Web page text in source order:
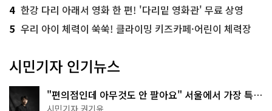
4 한강 다리 아래서 영화 한 편! '다리밑 영화관' 무료 상영
5 우리 아이 체력이 쑥쑥! 클라이밍 키즈카페·어린이 체력장
시민기자 인기뉴스
"편의점인데 아무것도 안 팔아요" 서울에서 가장 특별
한 편의점의 정체
시민기자 권기윤